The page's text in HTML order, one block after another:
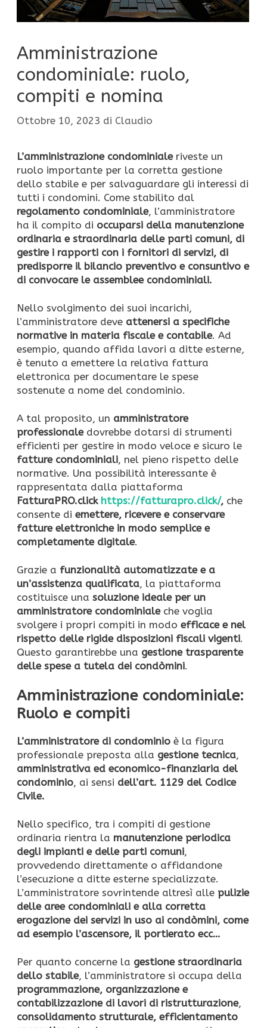
Amministrazione
condominiale: ruolo,
compiti e nomina
Ottobre 10, 2023 di Claudio
L’amministrazione condominialeriveste un
ruolo importante per la corretta gestione
dello stabile e per salvaguardare gli interessi di
tutti i condomini. Come stabilito dal
regolamento condominiale, l’amministratore
ha il compito di occuparsi della manutenzione
ordinaria e straordinaria delle parti comuni, di
gestire i rapporti con i fornitori di servizi, di
predisporre il bilancio preventivo e consuntivo e
di convocare le assemblee condominiali.
Nello svolgimento dei suoi incarichi,
l’amministratore deve attenersi a specifiche
normative in materia fiscale e contabile. Ad
esempio, quando affida lavori a ditte esterne,
è tenuto a emettere la relativa fattura
elettronica per documentare le spese
sostenute a nome del condominio.
A tal proposito, un amministratore
professionaledovrebbe dotarsi di strumenti
efficienti per gestire in modo veloce e sicuro le
fatture condominiali, nel pieno rispetto delle
normative. Una possibilità interessante è
rappresentata dalla piattaforma
FatturaPRO.click https://fatturapro.click/, che
consente di emettere, ricevere e conservare
fatture elettroniche in modo semplice e
completamente digitale.
Grazie a funzionalità automatizzate e a
un’assistenza qualificata, la piattaforma
costituisce una soluzione ideale per un
amministratore condominialeche voglia
svolgere i propri compiti in modo efficace e nel
rispetto delle rigide disposizioni fiscali vigenti.
Questo garantirebbe una gestione trasparente
delle spese a tutela dei condòmini.
Amministrazione condominiale:
Ruolo e compiti
L’amministratore di condominio è la figura
professionale preposta alla gestione tecnica,
amministrativa ed economico-finanziaria del
condominio, ai sensi dell’art. 1129 del Codice
Civile.
Nello specifico, tra i compiti di gestione
ordinaria rientra la manutenzione periodica
degli impianti e delle parti comuni,
provvedendo direttamente o affidandone
l’esecuzione a ditte esterne specializzate.
L’amministratore sovrintende altresì alle pulizie
delle aree condominiali e alla corretta
erogazione dei servizi in uso ai condòmini, come
ad esempio l’ascensore, il portierato ecc…
Per quanto concerne la gestione straordinaria
dello stabile, l’amministratore si occupa della
programmazione, organizzazione e
contabilizzazione di lavori di ristrutturazione,
consolidamento strutturale, efficientamento